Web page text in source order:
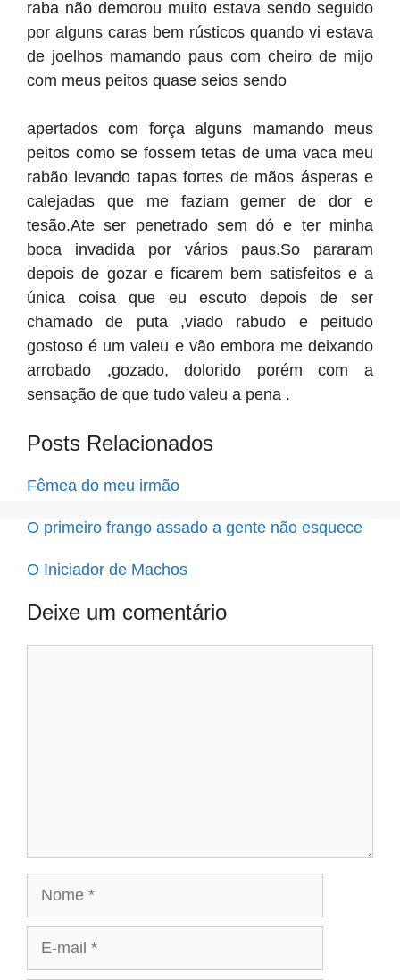
raba não demorou muito estava sendo seguido
por alguns caras bem rústicos quando vi estava
de joelhos mamando paus com cheiro de mijo
com meus peitos quase seios sendo
apertados com força alguns mamando meus
peitos como se fossem tetas de uma vaca meu
rabão levando tapas fortes de mãos ásperas e
calejadas que me faziam gemer de dor e
tesão.Ate ser penetrado sem dó e ter minha
boca invadida por vários paus.So pararam
depois de gozar e ficarem bem satisfeitos e a
única coisa que eu escuto depois de ser
chamado de puta ,viado rabudo e peitudo
gostoso é um valeu e vão embora me deixando
arrobado ,gozado, dolorido porém com a
sensação de que tudo valeu a pena .
Posts Relacionados
Fêmea do meu irmão
O primeiro frango assado a gente não esquece
O Iniciador de Machos
Deixe um comentário